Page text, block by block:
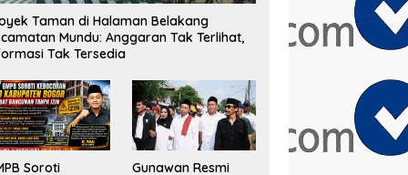
Taman di Halaman Belakang
Mundu: Anggaran Tak Terlihat,
Tak Tersedia
Soroti Gunawan Resmi